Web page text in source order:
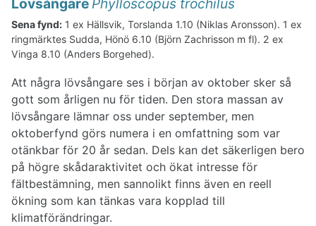
Sena fynd: 1 ex Hällsvik, Torslanda 1.10 (Niklas Aronsson). 1 ex
ringmärktes Sudda, Hönö 6.10 (Björn Zachrisson m fl). 2 ex
Vinga 8.10 (Anders Borgehed).
Att några lövsångare ses i början av oktober sker så
gott som årligen nu för tiden. Den stora massan av
lövsångare lämnar oss under september, men
oktoberfynd görs numera i en omfattning som var
otänkbar för 20 år sedan. Dels kan det säkerligen bero
på högre skådaraktivitet och ökat intresse för
fältbestämning, men sannolikt finns även en reell
ökning som kan tänkas vara kopplad till
klimatförändringar.